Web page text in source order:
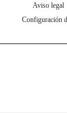
Aviso legal
Configuración